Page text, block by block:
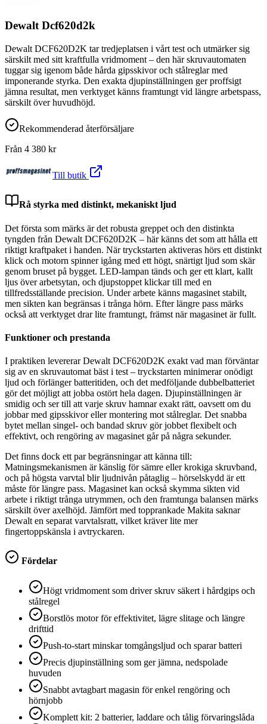
Dewalt Dcf620d2k
Dewalt DCF620D2K tar tredjeplatsen i vårt test och utmärker sig
särskilt med sitt kraftfulla vridmoment – den här skruvautomaten
tuggar sig igenom både hårda gipsskivor och stålreglar med
imponerande styrka. Den exakta djupinställningen ger proffsigt
jämna resultat, men verktyget känns framtungt vid längre arbetspass,
särskilt över huvudhöjd.
Rekommenderad återförsäljare
Från 4 380 kr
Till butik
Rå styrka med distinkt, mekaniskt ljud
Det första som märks är det robusta greppet och den distinkta
tyngden från Dewalt DCF620D2K – här känns det som att hålla ett
riktigt kraftpaket i handen. När tryckstarten aktiveras hörs ett distinkt
klick och motorn spinner igång med ett högt, snärtigt ljud som skär
genom bruset på bygget. LED-lampan tänds och ger ett klart, kallt
ljus över arbetsytan, och djupstoppet klickar till med en
tillfredsställande precision. Under arbete känns magasinet stabilt,
men sikten kan begränsas i trånga hörn. Efter längre pass märks
också att verktyget drar lite framtungt, främst när magasinet är fullt.
Funktioner och prestanda
I praktiken levererar Dewalt DCF620D2K exakt vad man förväntar
sig av en skruvautomat bäst i test – tryckstarten minimerar onödigt
ljud och förlänger batteritiden, och det medföljande dubbelbatteriet
gör det möjligt att jobba ostört hela dagen. Djupinställningen är
smidig och ser till att varje skruv hamnar exakt rätt, oavsett om du
jobbar med gipsskivor eller montering mot stålreglar. Det snabba
bytet mellan singel- och bandad skruv gör jobbet flexibelt och
effektivt, och rengöring av magasinet går på några sekunder.
Det finns dock ett par begränsningar att känna till:
Matningsmekanismen är känslig för sämre eller krokiga skruvband,
och på högsta varvtal blir ljudnivån påtaglig – hörselskydd är ett
måste för längre pass. Magasinet kan också skymma sikten vid
arbete i riktigt trånga utrymmen, och den framtunga balansen märks
särskilt över axelhöjd. Jämfört med topprankade Makita saknar
Dewalt en separat varvtalsratt, vilket kräver lite mer
fingertoppskänsla i avtryckaren.
Fördelar
Högt vridmoment som driver skruv säkert i hårdgips och
stålregel
Borstlös motor för effektivitet, lägre slitage och längre
drifttid
Push-to-start minskar tomgångsljud och sparar batteri
Precis djupinställning som ger jämna, nedspolade
huvuden
Snabbt avtagbart magasin för enkel rengöring och
hörnjobb
Komplett kit: 2 batterier, laddare och tålig förvaringslåda